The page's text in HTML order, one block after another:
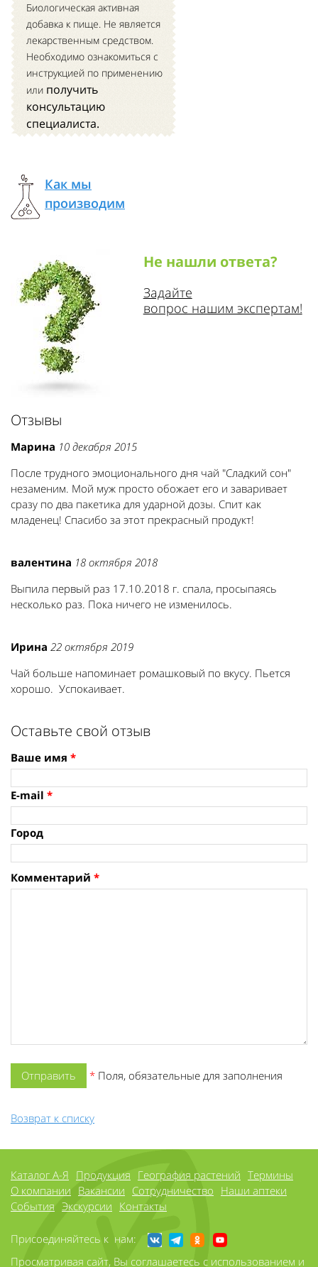
Биологическая активная
добавка к пище. Не является
лекарственным средством.
Необходимо ознакомиться с
инструкцией по применению
или получить
консультацию
специалиста.
Как мы
производим
Не нашли ответа?
Задайте
вопрос нашим экспертам!
Отзывы
Марина 10 декабря 2015
После трудного эмоционального дня чай "Сладкий сон"
незаменим. Мой муж просто обожает его и заваривает
сразу по два пакетика для ударной дозы. Спит как
младенец! Спасибо за этот прекрасный продукт!
валентина 18 октября 2018
Выпила первый раз 17.10.2018 г. спала, просыпаясь
несколько раз. Пока ничего не изменилось.
Ирина 22 октября 2019
Чай больше напоминает ромашковый по вкусу. Пьется
хорошо. Успокаивает.
Оставьте свой отзыв
Ваше имя *
E-mail *
Город
Комментарий *
* Поля, обязательные для заполнения
Возврат к списку
Каталог А-Я Продукция География растений Термины
О компании Вакансии Сотрудничество Наши аптеки
События Экскурсии Контакты
Присоединяйтесь к нам:
Просматривая сайт, Вы соглашаетесь с использованием и